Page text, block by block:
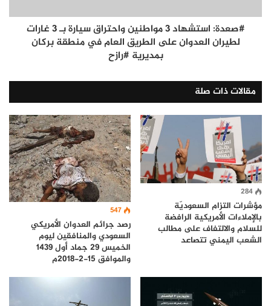
#صعدة: استشهاد 3 مواطنين واحتراق سيارة بـ 3 غارات
لطيران العدوان على الطريق العام في منطقة بركان
بمديرية #رازح
مقالات ذات صلة
284
مؤشرات التزام السعوديّة
بالإملاءات الأمريكية الرافضة
للسلام والالتفاف على مطالب
الشعب اليمني تتصاعد
547
رصد جرائم العدوان الأمريكي
السعودي والمنافقين ليوم
الخميس 29 جماد أول 1439
والموافق 15-2-2018م